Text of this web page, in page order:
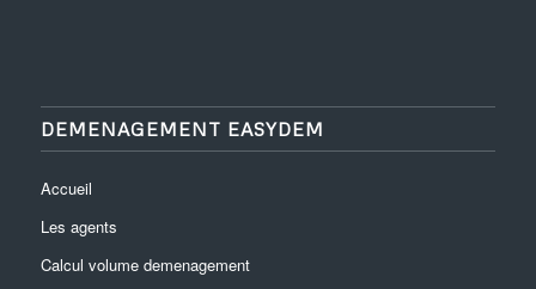
DEMENAGEMENT EASYDEM
Accueil
Les agents
Calcul volume demenagement